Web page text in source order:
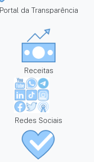
Portal da Transparência
Receitas
Redes Sociais